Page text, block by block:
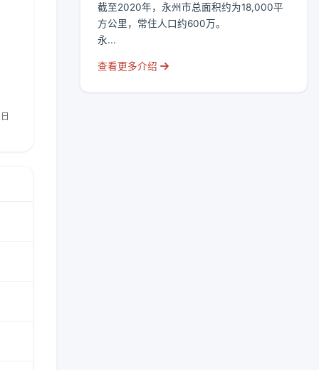
截至2020年，永州市总面积约为18,000平
方公里，常住人口约600万。
永...
查看更多介绍